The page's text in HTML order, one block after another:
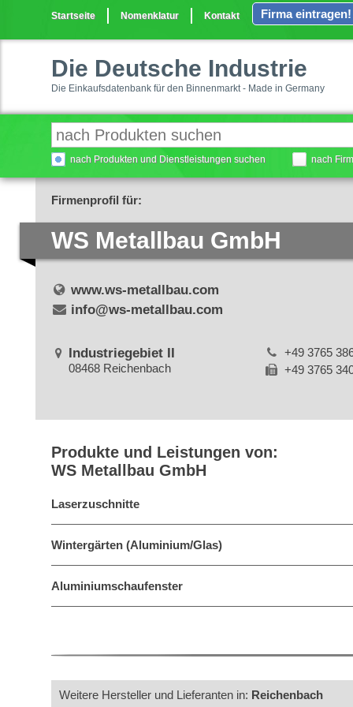
Startseite Nomenklatur Kontakt Firma eintragen!
Die Deutsche Industrie
Die Einkaufsdatenbank für den Binnenmarkt - Made in Germany
nach Produkten und Dienstleistungen suchen nach
Firmenprofil für:
WS Metallbau GmbH
www.ws-metallbau.com
info@ws-metallbau.com
Industriegebiet II
08468 Reichenbach
+49 3765
+49 3765
Produkte und Leistungen von:
WS Metallbau GmbH
Laserzuschnitte
Wintergärten (Aluminium/Glas)
Aluminiumschaufenster
Weitere Hersteller und Lieferanten in: Reichenbach